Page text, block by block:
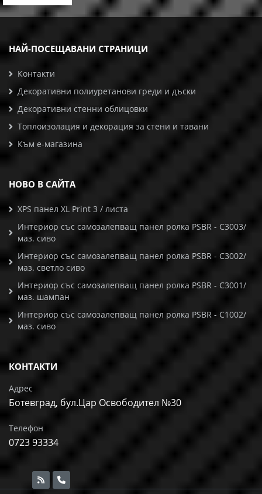
НАЙ-ПОСЕЩАВАНИ СТРАНИЦИ
Контакти
Декоративни полиуретанови греди и дъски
Декоративни стенни облицовки
Топлоизолация и декорация за стени и тавани
Към е-магазина
НОВО В САЙТА
XPS панел XL Print 3 / листа
Интериор със самозалепващ панел ролка PSBR - C3003/
маз. сиво
Интериор със самозалепващ панел ролка PSBR - C3002/
маз. светло сиво
Интериор със самозалепващ панел ролка PSBR - C3001/
маз. шампан
Интериор със самозалепващ панел ролка PSBR - C1002/
маз. сиво
КОНТАКТИ
Адрес
Ботевград, бул.Цар Освободител №30
Телефон
0723 93334